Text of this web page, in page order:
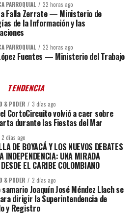
PARROQUIAL 22 horas ago
Falla Zerrate — Ministerio de
de la Información y las
PARROQUIAL 22 horas ago
Fuentes — Ministerio del Trabajo
TENDENCIA
& PODER 3 días ago
CortoCircuito volvió a caer sobre
durante las Fiestas del Mar
2 días ago
DE BOYACÁ Y LOS NUEVOS DEBATES
INDEPENDENCIA: UNA MIRADA
EL CARIBE COLOMBIANO
& PODER 2 días ago
Joaquín José Méndez Llach se
dirigir la Superintendencia de
y Registro